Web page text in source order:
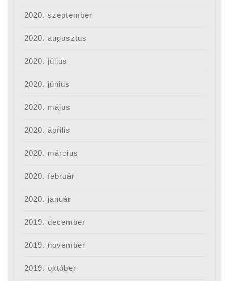
2020. szeptember
2020. augusztus
2020. július
2020. június
2020. május
2020. április
2020. március
2020. február
2020. január
2019. december
2019. november
2019. október